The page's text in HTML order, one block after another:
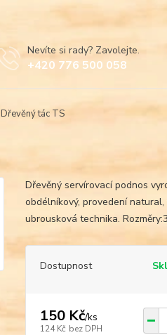
Nevíte si rady? Zavolejte.
+420 776 500 058
Dřevěný tác TS
Dřevěný servírovací podnos
obdélníkový, provedení
ubrousková technika.
Dostupnost
150 Kč/ks
124 Kč bez DPH